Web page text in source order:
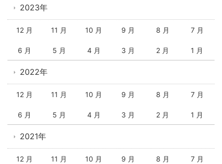
2023年
12 月 11 月 10 月 9 月 8 月 7 月
6 月 5 月 4 月 3 月 2 月 1 月
2022年
12 月 11 月 10 月 9 月 8 月 7 月
6 月 5 月 4 月 3 月 2 月 1 月
2021年
12 月 11 月 10 月 9 月 8 月 7 月